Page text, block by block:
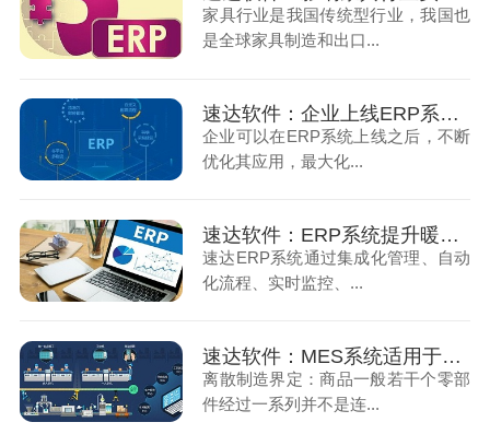
家具行业是我国传统型行业，我国也
是全球家具制造和出口...
速达软件：企业上线ERP系统后如何推进后续优化工作
企业可以在ERP系统上线之后，不断
优化其应用，最大化...
速达软件：ERP系统提升暖通行业施工效率
速达ERP系统通过集成化管理、自动
化流程、实时监控、...
速达软件：MES系统适用于哪些行业？它的具体功能有哪些？（上）
离散制造界定：商品一般若干个零部
件经过一系列并不是连...